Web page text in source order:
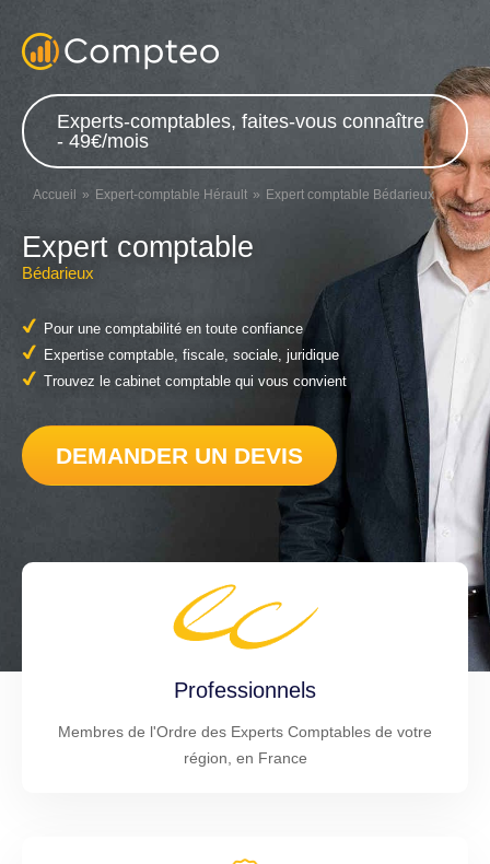
Experts-comptables, faites-vous connaître
- 49€/mois
Accueil Expert-comptable Hérault Expert comptable Bédarieux
Expert comptable
Bédarieux
Pour une comptabilité en toute confiance
Expertise comptable, fiscale, sociale, juridique
Trouvez le cabinet comptable qui vous convient
DEMANDER UN DEVIS
Professionnels
Membres de l'Ordre des Experts Comptables de votre
région, en France